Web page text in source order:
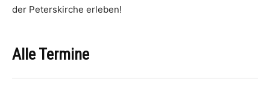
der Peterskirche erleben!
Alle Termine